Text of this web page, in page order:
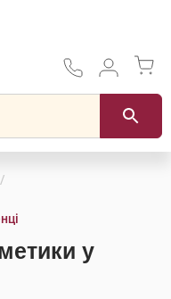
у